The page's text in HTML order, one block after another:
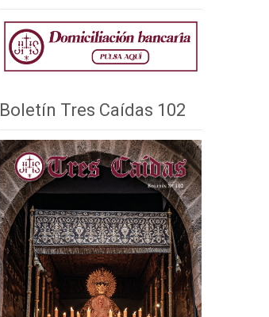
Boletín Tres Caídas 102